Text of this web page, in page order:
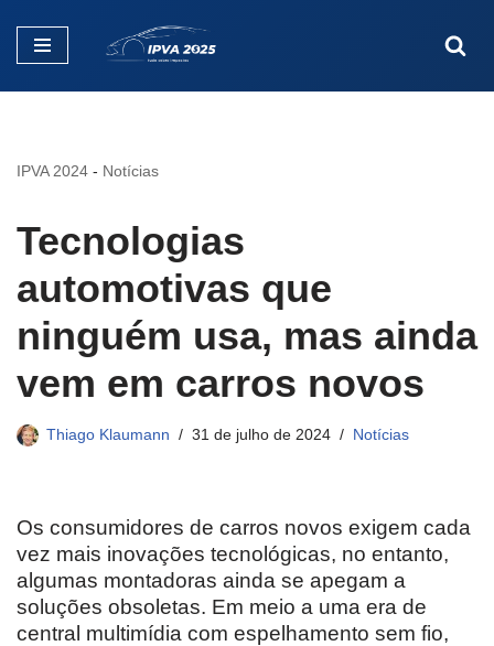
Pular
IPVA 2024 - Notícias
Tecnologias
automotivas que
ninguém usa, mas ainda
vem em carros novos
Thiago Klaumann 31 de julho de 2024 Notícias
Os consumidores de carros novos exigem cada
vez mais inovações tecnológicas, no entanto,
algumas montadoras ainda se apegam a
soluções obsoletas. Em meio a uma era de
central multimídia com espelhamento sem fio,